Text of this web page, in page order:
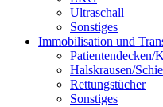
Ultraschall
Sonstiges
Immobilisation und
Patientendecken/
Halskrausen/
Rettungstücher
Sonstiges